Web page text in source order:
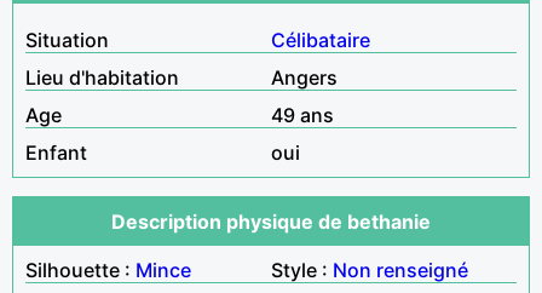
Situation
Célibataire
Lieu d'habitation
Angers
Age
49 ans
Enfant
oui
Description physique de bethanie
Silhouette : Mince Style : Non renseigné